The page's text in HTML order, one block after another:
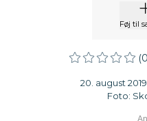
Føj til
20. august
Foto: